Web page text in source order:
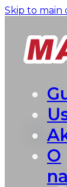
Skip to main
O